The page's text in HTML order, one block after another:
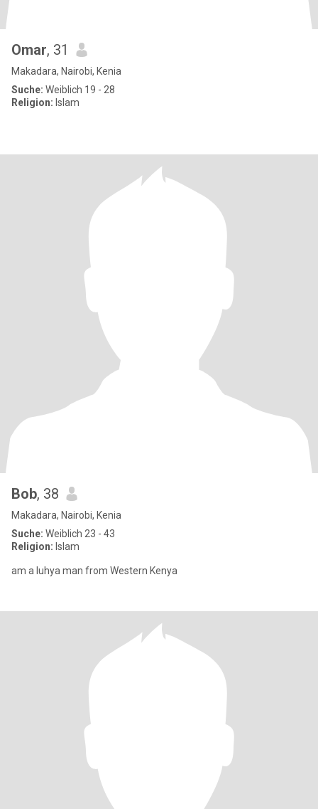
Omar, 31
Makadara, Nairobi, Kenia
Suche: Weiblich 19 - 28
Religion: Islam
Bob, 38
Makadara, Nairobi, Kenia
Suche: Weiblich 23 - 43
Religion: Islam
am a luhya man from Western Kenya